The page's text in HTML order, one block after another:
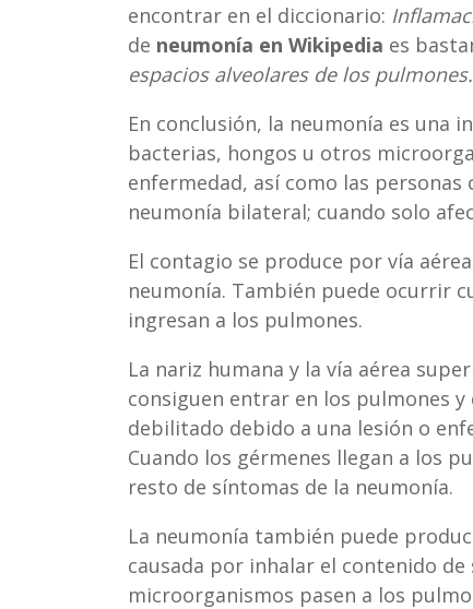
encontrar en el diccionario:
de neumonía en Wikipedia es
espacios alveolares de los pulmones.
En conclusión, la neumonía es una
bacterias, hongos u otros
enfermedad, así como las
neumonía bilateral; cuando solo
El contagio se produce por vía
neumonía. También puede ocurrir
ingresan a los pulmones.
La nariz humana y la vía aérea
consiguen entrar en los pulmones
debilitado debido a una lesión o
Cuando los gérmenes llegan a los
resto de síntomas de la neumonía.
La neumonía también puede
causada por inhalar el contenido
microorganismos pasen a los